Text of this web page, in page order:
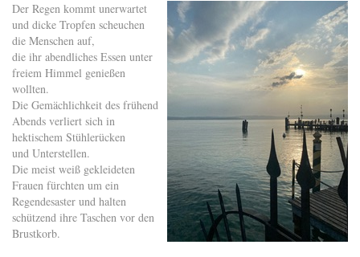
Der Regen kommt unerwartet
und dicke Tropfen scheuchen
die Menschen auf,
die ihr abendliches Essen unter
freiem Himmel genießen
wollten.
Die Gemächlichkeit des frühend
Abends verliert sich in
hektischem Stühlerücken
und Unterstellen.
Die meist weiß gekleideten
Frauen fürchten um ein
Regendesaster und halten
schützend ihre Taschen vor den
Brustkorb.